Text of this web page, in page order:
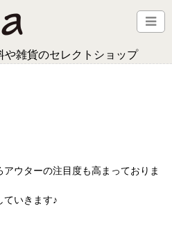
雑貨のセレクトショップ
ウターの注目度も高まっておりま
ていきます♪